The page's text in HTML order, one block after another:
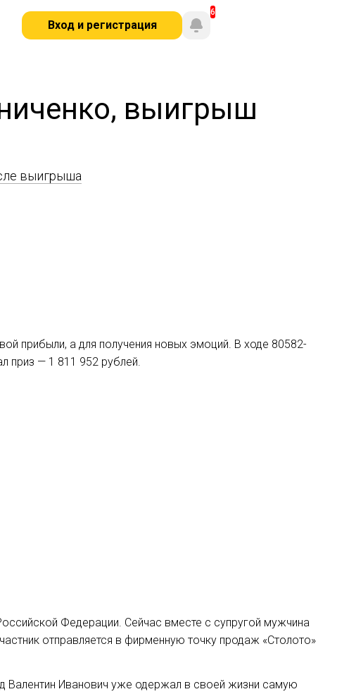
Вход и регистрация
выигрыш
выигрыша
прибыли, а для получения новых эмоций. В ходе 80582-
приз — 1 811 952 рублей.
Федерации. Сейчас вместе с супругой мужчина
отправляется в фирменную точку продаж «Столото»
Валентин Иванович уже одержал в своей жизни самую